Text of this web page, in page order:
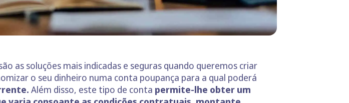
as soluções mais indicadas e seguras quando queremos criar
o seu dinheiro numa conta poupança para a qual poderá
Além disso, este tipo de conta permite-lhe obter um